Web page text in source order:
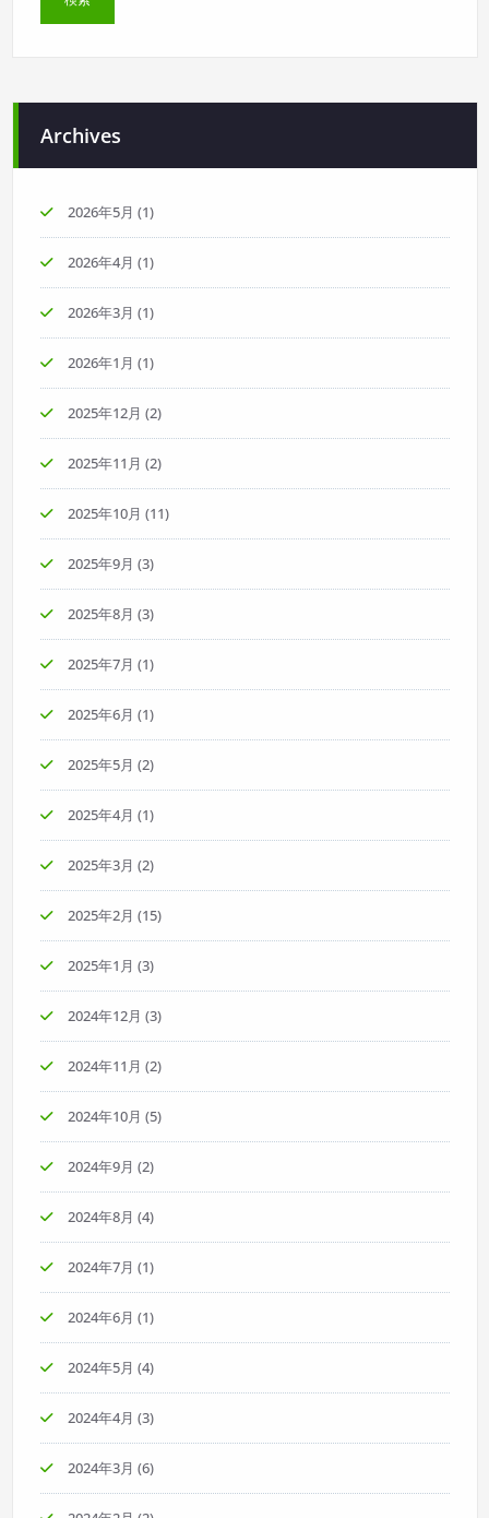
Archives
2026年5月 (1)
2026年4月 (1)
2026年3月 (1)
2026年1月 (1)
2025年12月 (2)
2025年11月 (2)
2025年10月 (11)
2025年9月 (3)
2025年8月 (3)
2025年7月 (1)
2025年6月 (1)
2025年5月 (2)
2025年4月 (1)
2025年3月 (2)
2025年2月 (15)
2025年1月 (3)
2024年12月 (3)
2024年11月 (2)
2024年10月 (5)
2024年9月 (2)
2024年8月 (4)
2024年7月 (1)
2024年6月 (1)
2024年5月 (4)
2024年4月 (3)
2024年3月 (6)